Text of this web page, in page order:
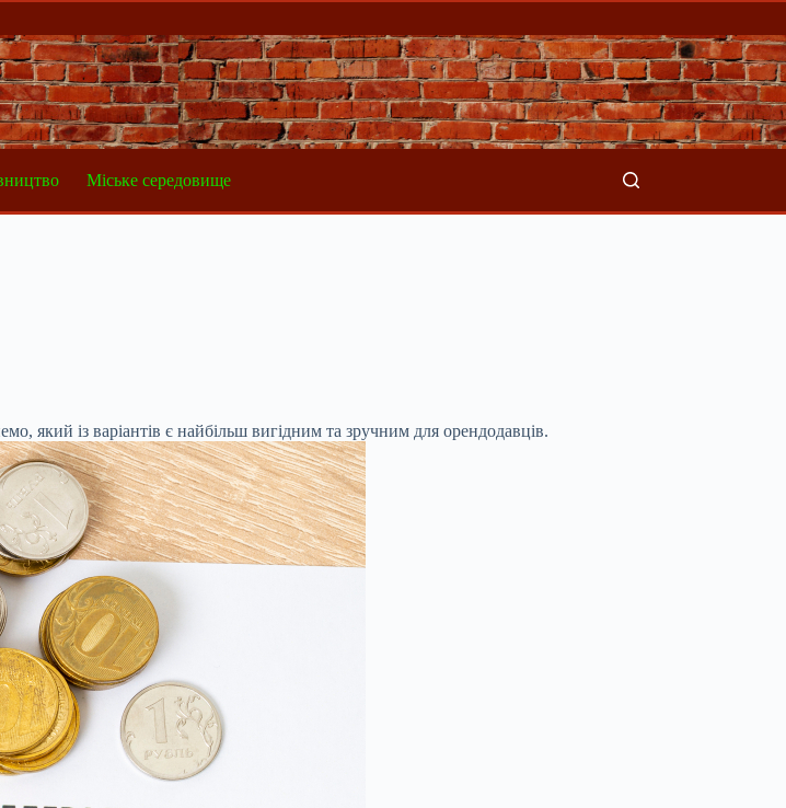
Міське середовище
який із варіантів є найбільш вигідним та зручним для орендодавців.